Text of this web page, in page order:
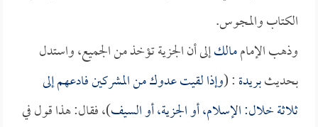
الكتاب والمجوس.
وذهب الإماممالكإلى أن الجزية تؤخذ من الجميع، واستدل
بحديثبريدة: (وإذا لقيت عدوك من المشركين فادعهم إلى
ثلاثة خلال: الإسلام، أو الجزية، أو السيف)، فقال: هذا قول في